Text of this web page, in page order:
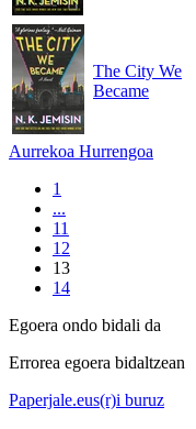
The City We
Became
Aurrekoa Hurrengoa
1
...
11
12
13
14
Egoera ondo bidali da
Errorea egoera bidaltzean
Paperjale.eus(r)i buruz